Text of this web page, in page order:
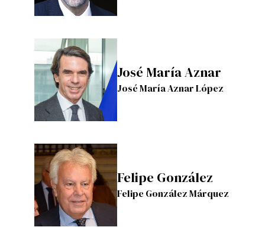
José María Aznar
José María Aznar López
Felipe González
Felipe González Márquez